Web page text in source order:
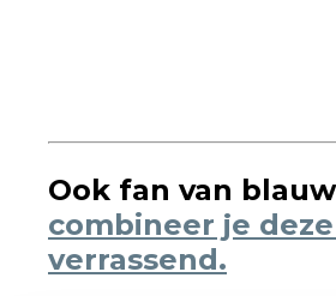
Ook fan van
combineer je
verrassend.